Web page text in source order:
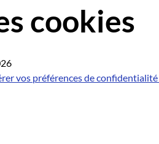
cookies
vos préférences de